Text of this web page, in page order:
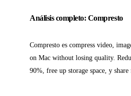
Análisis completo: Compresto
Compresto es compress video,
on Mac without losing quality.
90%, free up storage space, y share